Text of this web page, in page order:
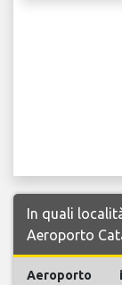
In quali
Aeroporto
Aeroporto